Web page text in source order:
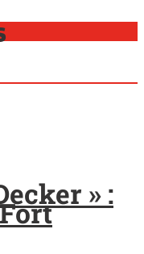
» :